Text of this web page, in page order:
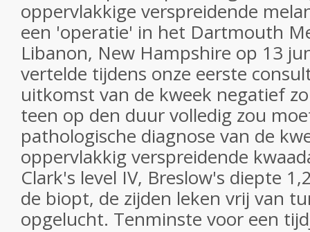
oppervlakkige verspreidende
een 'operatie' in het Dartmouth
Libanon, New Hampshire op 13
vertelde tijdens onze eerste
uitkomst van de kweek negatief
teen op den duur volledig zou
pathologische diagnose van de
oppervlakkig verspreidende
Clark's level IV, Breslow's diepte
de biopt, de zijden leken vrij van
opgelucht. Tenminste voor een